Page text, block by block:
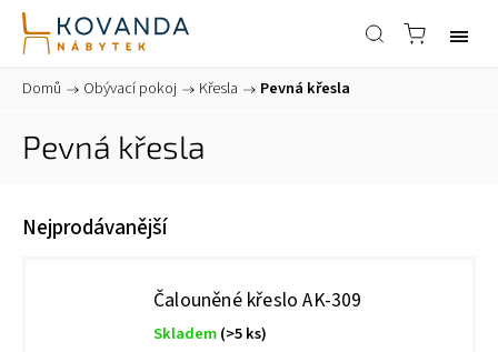
Domů / Obývací pokoj / Křesla / Pevná křesla
Pevná křesla
Nejprodávanější
Čalouněné křeslo AK-309
Skladem(>5 ks)